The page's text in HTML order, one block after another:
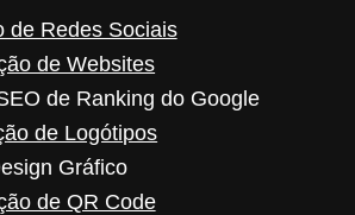
de Redes Sociais
de Websites
de Ranking do Google
de Logótipos
Gráfico
de QR Code